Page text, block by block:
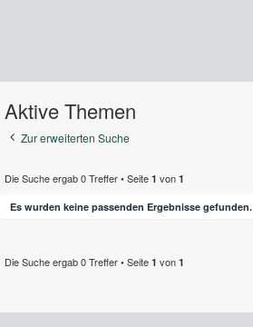
Aktive Themen
Zur erweiterten Suche
Die Suche ergab 0 Treffer • Seite 1 von 1
Es wurden keine passenden Ergebnisse gefunden.
Die Suche ergab 0 Treffer • Seite 1 von 1